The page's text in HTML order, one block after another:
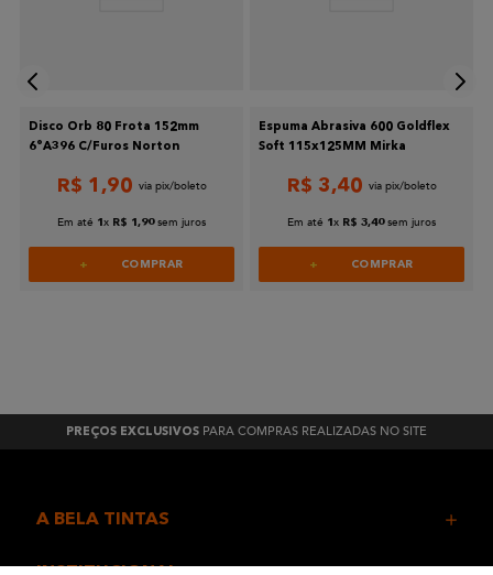
Disco Orb 80 Frota 152mm
6°A396 C/Furos Norton
R$ 1 ,90
Em até 1 x R$ 1 ,90 sem juros
COMPRAR
Espuma Abrasiva 600 Goldflex
Soft 115x125MM Mirka
R$ 3,40
Em até 1 x R$ 3,40 sem juros
COMPRAR
PREÇOS EXCLUSIVOS PARA COMPRAS REALIZADAS NO SITE
A BELA TINTAS